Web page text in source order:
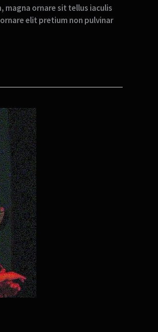
ornare sit tellus iaculis
elit pretium non pulvinar